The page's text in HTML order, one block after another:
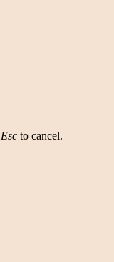
Esc to cancel.